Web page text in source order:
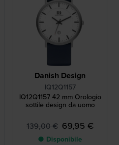
Danish Design
IQ12Q1157
IQ12Q1157 42 mm Orologio
sottile design da uomo
139,00 € 69,95 €
● Disponibile